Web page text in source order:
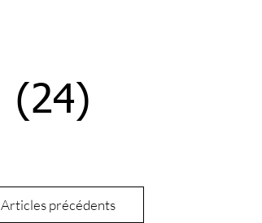
(24)
Articles précédents